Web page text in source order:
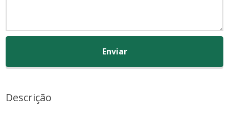
Enviar
Descrição